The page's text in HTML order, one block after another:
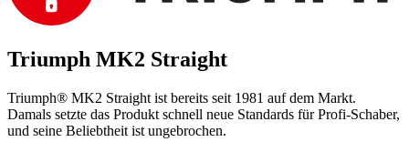
Triumph MK2 Straight
Triumph® MK2 Straight ist bereits seit 1981 auf dem Markt.
Damals setzte das Produkt schnell neue Standards für Profi-Schaber,
und seine Beliebtheit ist ungebrochen.